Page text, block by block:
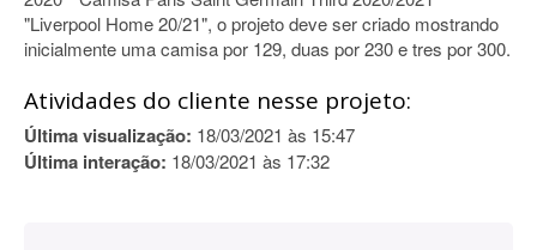
"Liverpool Home 20/21", o projeto deve ser criado mostrando
inicialmente uma camisa por 129, duas por 230 e tres por 300.
Atividades do cliente nesse projeto:
Última visualização: 18/03/2021 às 15:47
Última interação: 18/03/2021 às 17:32